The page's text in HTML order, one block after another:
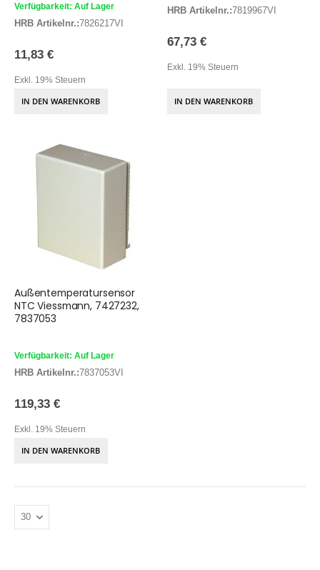
Verfügbarkeit: Auf Lager
HRB Artikelnr.:7826217VI
11,83 €
Exkl. 19% Steuern
IN DEN WARENKORB
HRB Artikelnr.:7819967VI
67,73 €
Exkl. 19% Steuern
IN DEN WARENKORB
Außentemperatursensor
NTC Viessmann, 7427232,
7837053
Verfügbarkeit: Auf Lager
HRB Artikelnr.:7837053VI
119,33 €
Exkl. 19% Steuern
IN DEN WARENKORB